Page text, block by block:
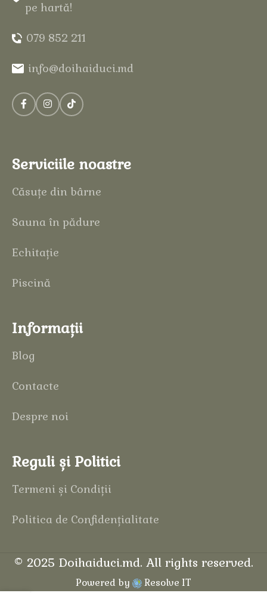
pe hartă!
079 852 211
info@doihaiduci.md
Serviciile noastre
Căsuțe din bârne
Sauna în pădure
Echitație
Piscină
Informații
Blog
Contacte
Despre noi
Reguli și Politici
Termeni și Condiții
Politica de Confidențialitate
© 2025 Doihaiduci.md. All rights reserved.
Powered by Resolve IT